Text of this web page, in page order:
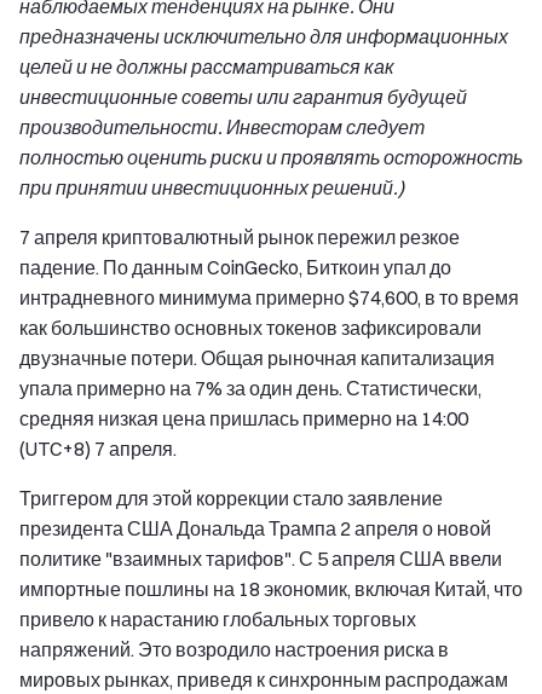
наблюдаемых тенденциях на рынке. Они
предназначены исключительно для информационных
целей и не должны рассматриваться как
инвестиционные советы или гарантия будущей
производительности. Инвесторам следует
полностью оценить риски и проявлять осторожность
при принятии инвестиционных решений.)
7 апреля криптовалютный рынок пережил резкое
падение. По данным CoinGecko, Биткоин упал до
интрадневного минимума примерно $74,600, в то время
как большинство основных токенов зафиксировали
двузначные потери. Общая рыночная капитализация
упала примерно на 7% за один день. Статистически,
средняя низкая цена пришлась примерно на 14:00
(UTC+8) 7 апреля.
Триггером для этой коррекции стало заявление
президента США Дональда Трампа 2 апреля о новой
политике "взаимных тарифов". С 5 апреля США ввели
импортные пошлины на 18 экономик, включая Китай, что
привело к нарастанию глобальных торговых
напряжений. Это возродило настроения риска в
мировых рынках, приведя к синхронным распродажам